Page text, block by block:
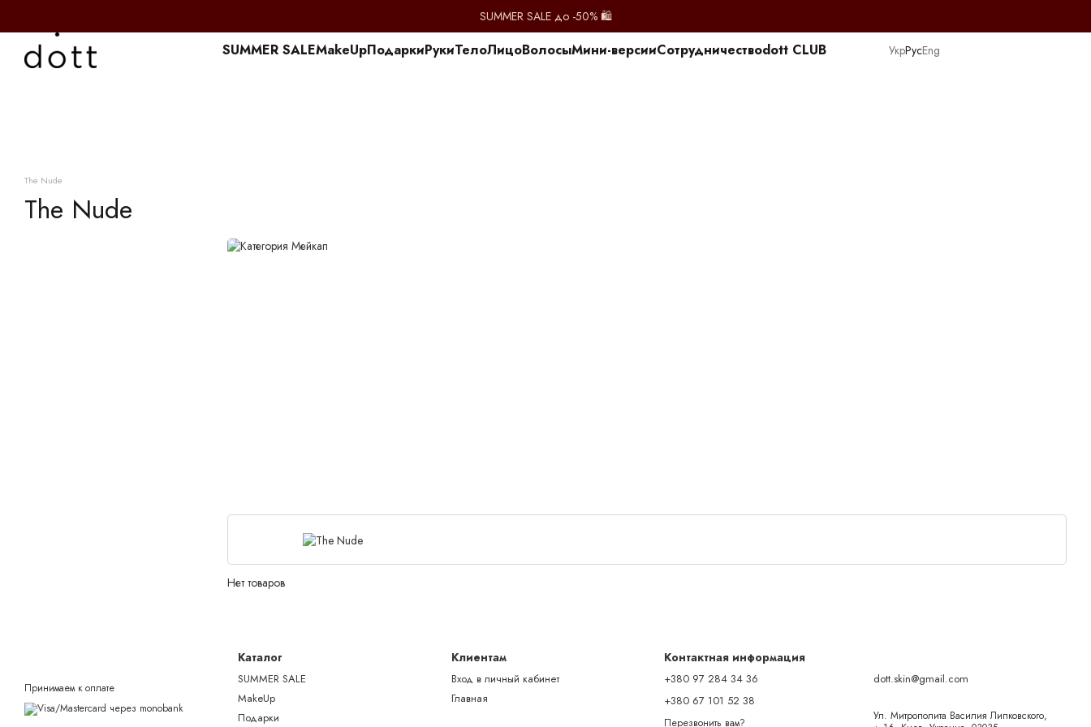
SUMMER SALE до -50% 🛍️
SUMMER SALEMakeUpПодаркиРукиТелоЛицоВолосыМини-версииСотрудничествоdott CLUB УкрРусEng
The Nude
The Nude
Нет товаров
Принимаем к оплате
Каталог
SUMMER SALE
MakeUp
Подарки
Клиентам
Вход в личный кабинет
Главная
Контактная информация
+380 97 284 34 36
+380 67 101 52 38
Перезвонить вам?
dott.skin@gmail.com
Ул. Митрополита Василия Липковского,